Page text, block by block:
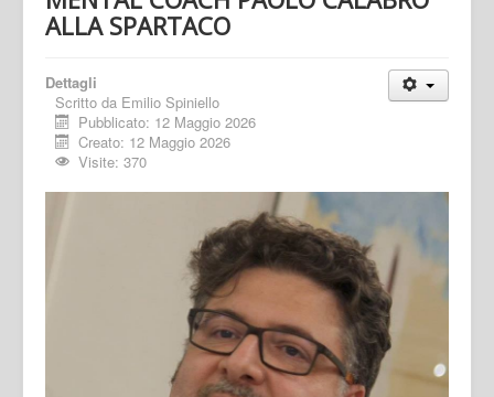
ALLA SPARTACO
Dettagli
Scritto da Emilio Spiniello
Pubblicato: 12 Maggio 2026
Creato: 12 Maggio 2026
Visite: 370